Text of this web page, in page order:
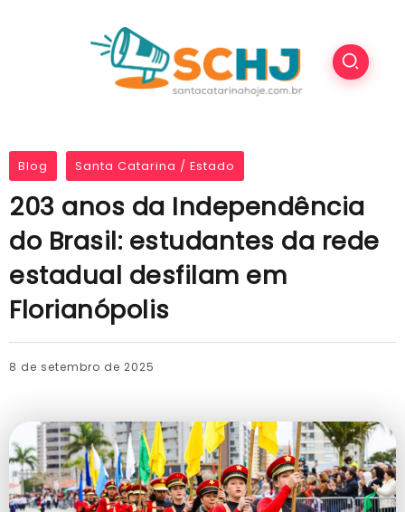
Blog Santa Catarina / Estado
203 anos da Independência
do Brasil: estudantes da rede
estadual desfilam em
Florianópolis
8 de setembro de 2025